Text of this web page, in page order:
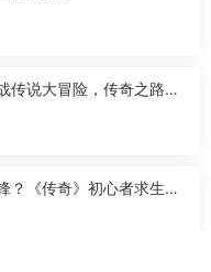
传说大冒险，传奇之路何
？《传奇》初心者求生指